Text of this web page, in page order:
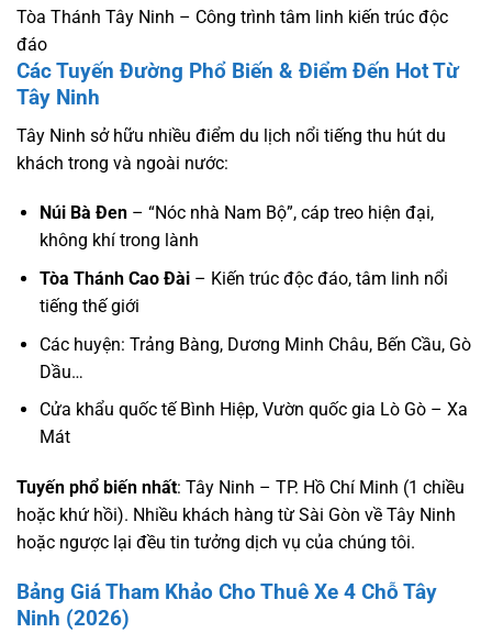
Tòa Thánh Tây Ninh – Công trình tâm linh kiến trúc độc
đáo
Các Tuyến Đường Phổ Biến & Điểm Đến Hot Từ
Tây Ninh
Tây Ninh sở hữu nhiều điểm du lịch nổi tiếng thu hút du
khách trong và ngoài nước:
Núi Bà Đen– “Nóc nhà Nam Bộ”, cáp treo hiện đại,
không khí trong lành
Tòa Thánh Cao Đài– Kiến trúc độc đáo, tâm linh nổi
tiếng thế giới
Các huyện: Trảng Bàng, Dương Minh Châu, Bến Cầu, Gò
Dầu…
Cửa khẩu quốc tế Bình Hiệp, Vườn quốc gia Lò Gò – Xa
Mát
Tuyến phổ biến nhất: Tây Ninh – TP. Hồ Chí Minh (1 chiều
hoặc khứ hồi). Nhiều khách hàng từ Sài Gòn về Tây Ninh
hoặc ngược lại đều tin tưởng dịch vụ của chúng tôi.
Bảng Giá Tham Khảo Cho Thuê Xe 4 Chỗ Tây
Ninh (2026)